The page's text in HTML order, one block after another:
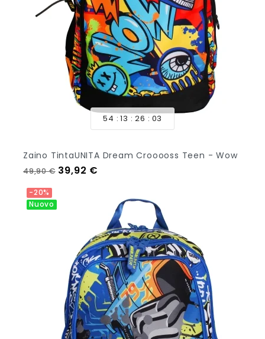
54 13 26 01
Zaino TintaUNITA Dream Crooooss Teen - Wow
Prezzo regolare
49,90 € Prezzo
39,92 €
-20%
Nuovo